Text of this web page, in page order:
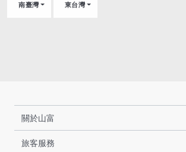
南臺灣 東台灣
關於山富
旅客服務